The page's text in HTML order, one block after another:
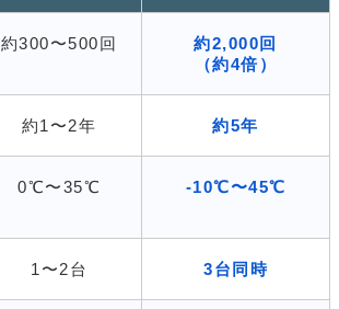
約300〜500回
約2,000回
（約4倍）
約1〜2年 約5年
0℃〜35℃ -10℃〜45℃
1〜2台 3台同時